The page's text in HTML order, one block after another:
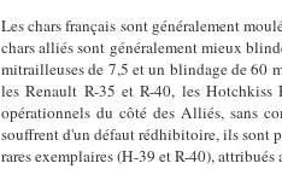
Les chars français sont généralement
chars alliés sont généralement mieux
mitrailleuses de 7,5 et un blindage de 60
les Renault R-35 et R-40, les
opérationnels du côté des Alliés, sans
souffrent d'un défaut rédhibitoire, ils sont
rares exemplaires (H-39 et R-40),